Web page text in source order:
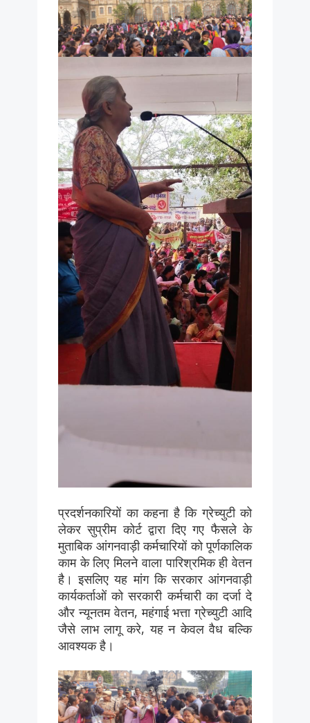
प्रदर्शनकारियों का कहना है कि ग्रेच्युटी को
लेकर सुप्रीम कोर्ट द्वारा दिए गए फैसले के
मुताबिक आंगनवाड़ी कर्मचारियों को पूर्णकालिक
काम के लिए मिलने वाला पारिश्रमिक ही वेतन
है। इसलिए यह मांग कि सरकार आंगनवाड़ी
कार्यकर्ताओं को सरकारी कर्मचारी का दर्जा दे
और न्यूनतम वेतन, महंगाई भत्ता ग्रेच्युटी आदि
जैसे लाभ लागू करे, यह न केवल वैध बल्कि
आवश्यक है।